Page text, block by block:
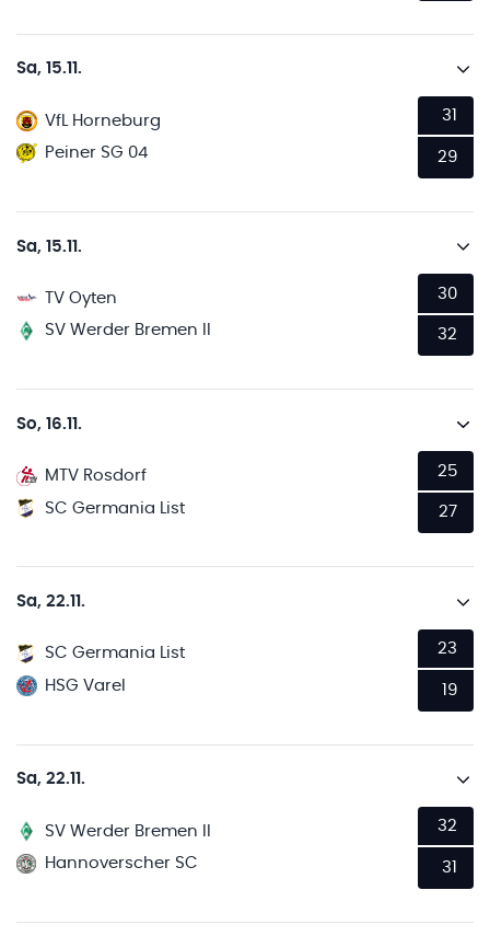
Sa, 15.11.
VfL Horneburg
Peiner SG 04
31
29
Sa, 15.11.
TV Oyten
SV Werder Bremen II
30
32
So, 16.11.
MTV Rosdorf
SC Germania List
25
27
Sa, 22.11.
SC Germania List
HSG Varel
23
19
Sa, 22.11.
SV Werder Bremen II
Hannoverscher SC
32
31